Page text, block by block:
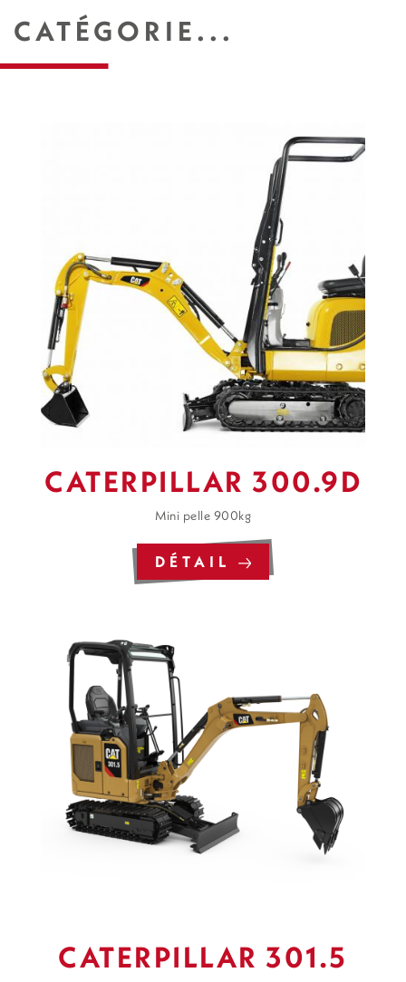
CATÉGORIE...
CATERPILLAR 300.9D
Mini pelle 900kg
DÉTAIL
CATERPILLAR 301.5